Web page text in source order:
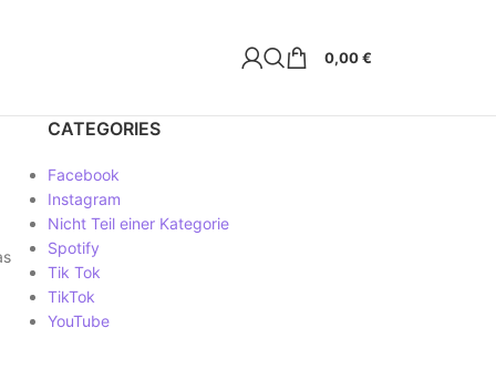
0,00€
CATEGORIES
Facebook
Instagram
Nicht Teil einer Kategorie
Spotify
Tik Tok
TikTok
YouTube